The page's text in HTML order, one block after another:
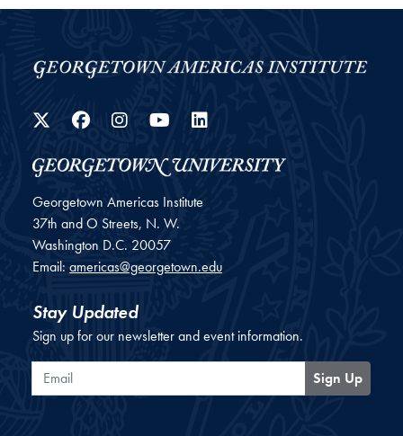
Twitter
Facebook
Instagram
YouTube
Georgetown Americas Institute
37th and O Streets, N. W.
Washington D.C. 20057
Email: americas@georgetown.edu
Stay Updated
Sign up for our newsletter and event information.
Email
Sign Up